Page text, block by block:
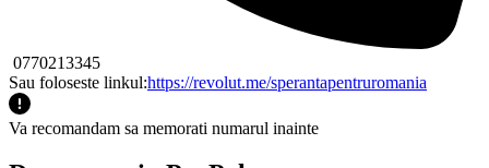
0770213345
Sau foloseste linkul:https://revolut.me/sperantapentruromania
Va recomandam sa memorati numarul inainte